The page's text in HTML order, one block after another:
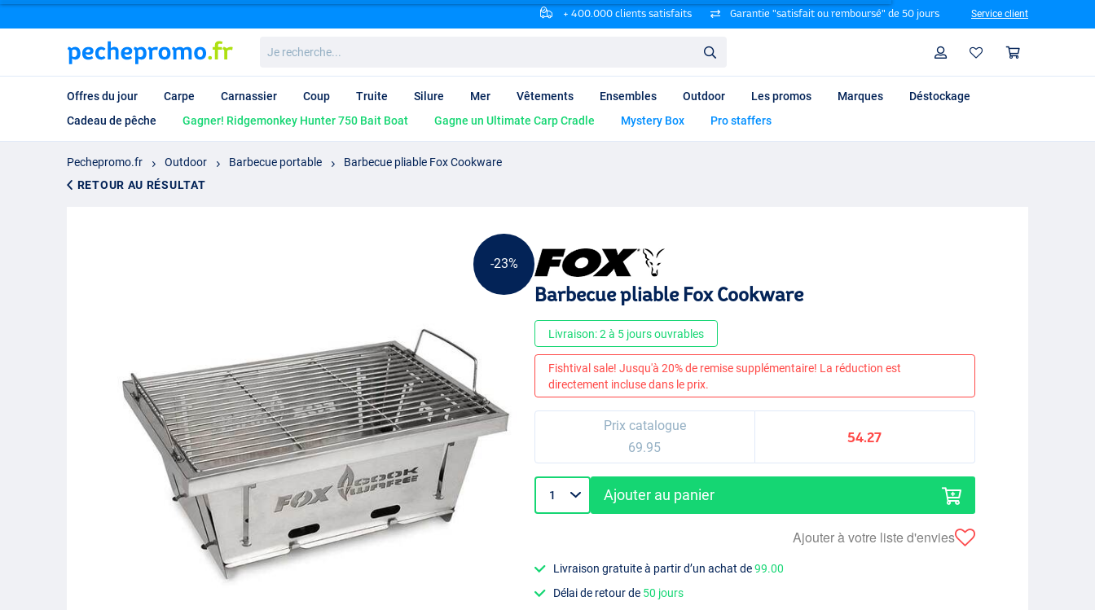
+ 400.000 clients satisfaits Garantie "satisfait ou remboursé" de 50 jours Service client
recherche...
Profil
Offres du jour Carpe Carnassier Coup Truite Silure Mer Vêtements Ensembles Outdoor Les promos Marques
Déstockage
Cadeau de pêche
Gagner! Ridgemonkey Hunter 750 Bait Boat Gagne un Ultimate Carp Cradle Mystery Box Pro staffers
Pechepromo.fr Outdoor Barbecue portable
Barbecue pliable Fox Cookware
RETOUR AU RÉSULTAT
-23%
Barbecue pliable Fox Cookware
Livraison: 2 à 5 jours ouvrables
Fishtival sale! Jusqu'à 20% de remise supplémentaire! La réduction est
directement incluse dans le prix.
Prix catalogue
69.95
54.27
Ajouter au panier
Ajouter à votre liste d'envies
Livraison gratuite à partir d’un achat de99.00
Délai de retour de 50 jours